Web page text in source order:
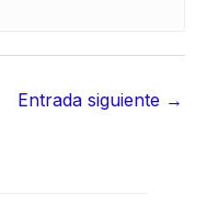
Entrada siguiente →